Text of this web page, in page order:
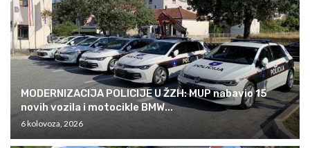
MODERNIZACIJA POLICIJE U ŽZH: MUP nabavio 15
novih vozila i motocikle BMW...
6 kolovoza, 2026